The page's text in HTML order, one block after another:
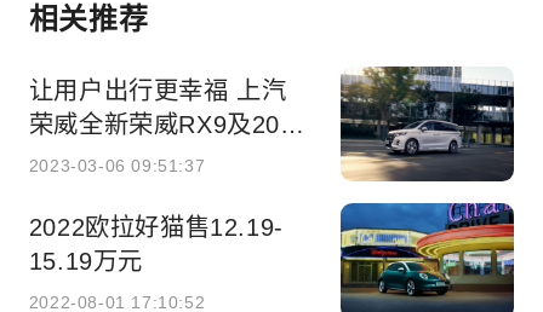
相关推荐
让用户出行更幸福 上汽
荣威全新荣威RX9及2023
款iMAX8正式上市
2023-03-06 09:51:37
2022欧拉好猫售12.19-
15.19万元
2022-08-01 17:10:52